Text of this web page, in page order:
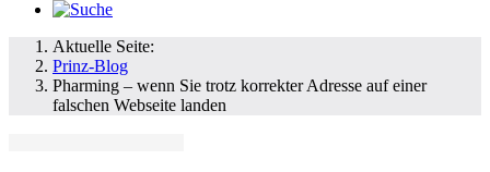
Aktuelle Seite:
Prinz-Blog
Pharming – wenn Sie trotz korrekter Adresse auf einer
falschen Webseite landen